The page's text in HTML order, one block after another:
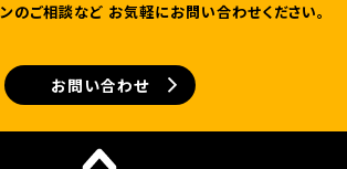
のご相談など お気軽にお問い合わせください。
お問い合わせ